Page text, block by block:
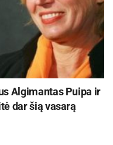
draustinio informacija
Algimantas Puipa ir
dar šią vasarą